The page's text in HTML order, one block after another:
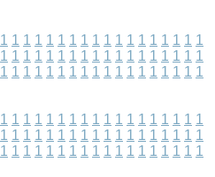
1 1 1 1 1 1 1 1 1 1 1 1 1 1 1 1 1 1
1 1 1 1 1 1 1 1 1 1 1 1 1 1 1 1 1 1
1 1 1 1 1 1 1 1 1 1 1 1 1 1 1 1 1 1
1 1 1 1 1 1 1 1 1 1 1 1 1 1 1 1 1 1
1 1 1 1 1 1 1 1 1 1 1 1 1 1 1 1 1 1
1 1 1 1 1 1 1 1 1 1 1 1 1 1 1 1 1 1